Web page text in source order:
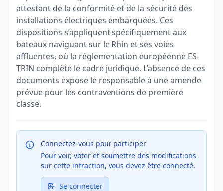
attestant de la conformité et de la sécurité des
installations électriques embarquées. Ces
dispositions s’appliquent spécifiquement aux
bateaux naviguant sur le Rhin et ses voies
affluentes, où la réglementation européenne ES-
TRIN complète le cadre juridique. L’absence de ces
documents expose le responsable à une amende
prévue pour les contraventions de première
classe.
Connectez-vous pour participer
Pour voir, voter et soumettre des modifications
sur cette infraction, vous devez être connecté.
Se connecter